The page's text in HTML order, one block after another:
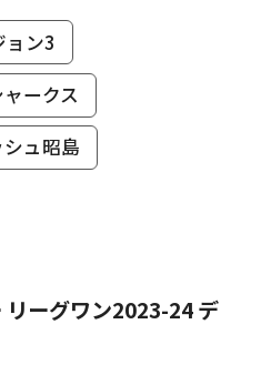
ョン3
ークス
ュ昭島
ーグワン2023-24 デ